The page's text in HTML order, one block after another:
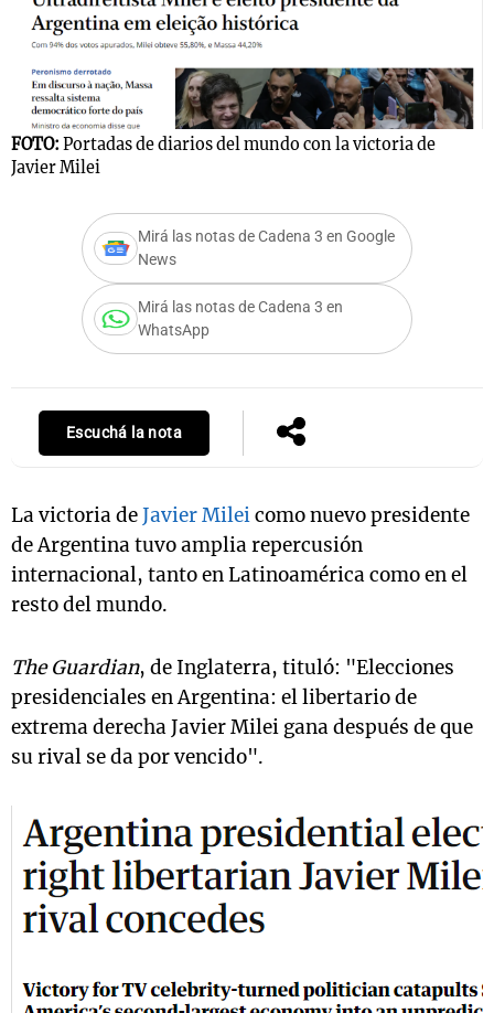
FOTO: Portadas de diarios del mundo con la victoria de
Javier Milei
Mirá las notas de Cadena 3 en Google
News
Mirá las notas de Cadena 3 en
WhatsApp
Escuchá la nota
La victoria deJavier Mileicomo nuevo presidente
de Argentina tuvo amplia repercusión
internacional, tanto en Latinoamérica como en el
resto del mundo.
The Guardian, de Inglaterra, tituló: "Elecciones
presidenciales en Argentina: el libertario de
extrema derecha Javier Milei gana después de que
su rival se da por vencido".
Mundial 2026
La Sole en
Cadena 3